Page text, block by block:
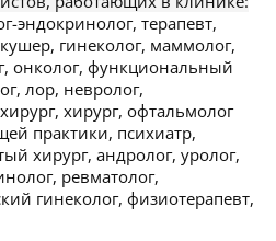
эндокринолог, терапевт,
гинеколог, маммолог,
онколог, функциональный
лор, невролог,
хирург, офтальмолог
практики, психиатр,
хирург, андролог, уролог,
ревматолог,
гинеколог, физиотерапевт,